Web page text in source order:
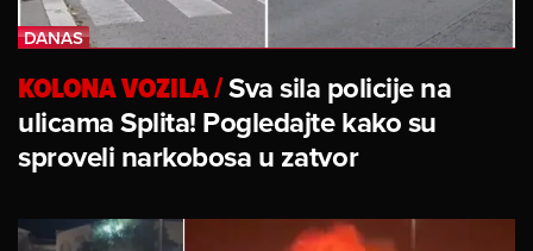
KOLONA VOZILA/Sva sila policije na
ulicama Splita! Pogledajte kako su
sproveli narkobosa u zatvor